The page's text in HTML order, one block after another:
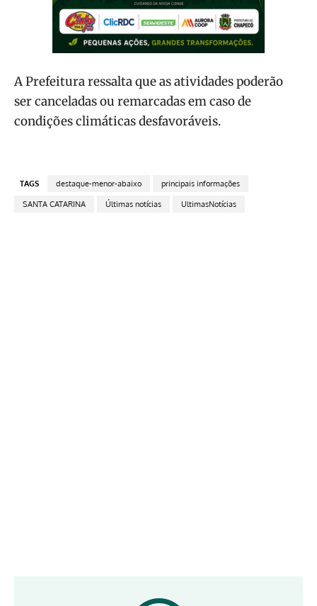
A Prefeitura ressalta que as atividades poderão
ser canceladas ou remarcadas em caso de
condições climáticas desfavoráveis.
TAGS destaque-menor-abaixo principais informações
SANTA CATARINA Últimas notícias UltimasNotícias